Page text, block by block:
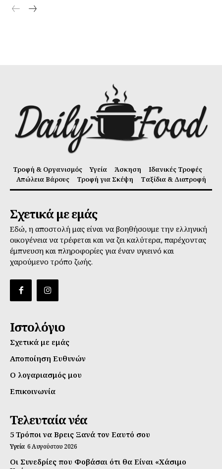
Τροφή & Οργανισμός Υγεία Άσκηση
Ιδανικές Τροφές
Απώλεια Βάρους
Τροφή για Σκέψη Ταξίδια & Διατροφή
Σχετικά με εμάς
Εδώ, η αποστολή μας είναι να βοηθήσουμε την ελληνική
οικογένεια να τρέφεται και να ζει καλύτερα, παρέχοντας
έμπνευση και πληροφορίες για έναν υγιεινό και
χαρούμενο τρόπο ζωής.
Ιστολόγιο
Σχετικά με εμάς
Αποποίηση Ευθυνών
Ο λογαριασμός μου
Επικοινωνία
Τελευταία νέα
5 Τρόποι να Βρεις Ξανά τον Εαυτό σου
Υγεία 6 Αυγούστου 2026
Οι Συνεδρίες που Φοβάσαι ότι θα Είναι «Χάσιμο